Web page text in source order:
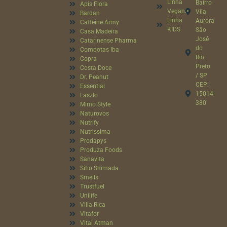
Apis Flora
Bardan
Caffeine Army
Casa Madeira
Catarinense Pharma
Compotas Iba
Copra
Costa Doce
Dr. Peanut
Essential
Laszlo
Mimo Style
Naturovos
Nutrify
Nutrissima
Prodapys
Produza Foods
Sanavita
Sitio Shimada
Smells
Trustfuel
Unilife
Villa Rica
Vitafor
Vital Atman
Linha
Vegana
Linha
KIDS
Bairro
Vila
Aurora
São
José
do
Rio
Preto
/ SP
CEP:
15014-
380